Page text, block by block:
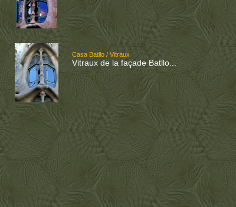
Casa Batllo / Vitraux
Vitraux de la façade Batllo...